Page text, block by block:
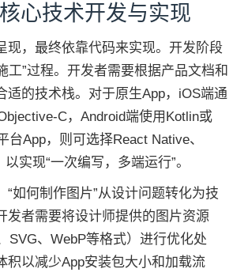
心技术开发与实现
现，最终依靠代码来实现。开发阶段
工”过程。开发者需要根据产品文档和
适的技术栈。对于原生App，iOS端通
C，Android端使用Kotlin或
台App，则可选择React Native、
实现“一次编写，多端运行”。
“如何制作图片”从设计问题转化为技
发者需要将设计师提供的图片资源
SVG、WebP等格式）进行优化处
积以减少App安装包大小和加载流